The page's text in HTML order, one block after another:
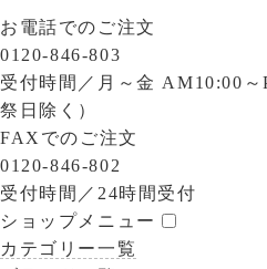
お電話でのご注文
0120-846-803
受付時間／ 月～金 AM10:00
祭日除く）
FAXでのご注文
0120-846-802
受付時間／ 24時間受付
ショップメニュー
カテゴリー一覧